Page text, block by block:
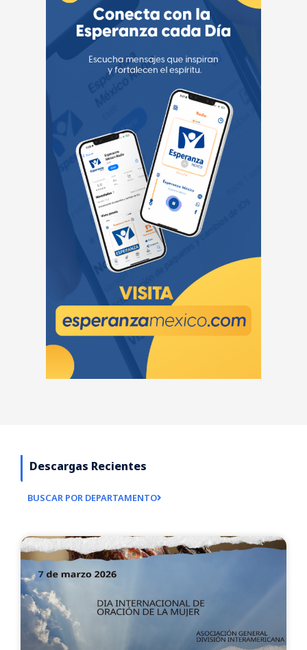
Descargas Recientes
BUSCAR POR DEPARTAMENTO